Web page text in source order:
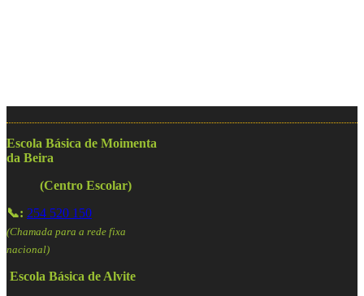
Escola Básica de Moimenta
da Beira
(Centro Escolar)
📞: 254 520 150
(Chamada para a rede fixa
nacional)
Escola Básica de Alvite